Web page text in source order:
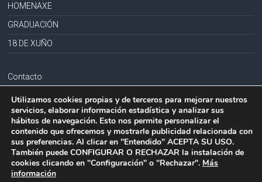
HOMENAXE
GRADUACIÓN
18 DE XUÑO
Contacto
Aviso legal
Política de privacidad
Política de cookies
Copyright © 2026
Utilizamos cookies propias y de terceros para mejorar nuestros
servicios, elaborar información estadística y analizar sus
hábitos de navegación. Esto nos permite personalizar el
contenido que ofrecemos y mostrarle publicidad relacionada con
sus preferencias. Al clicar en "Entendido" ACEPTA SU USO.
También puede CONFIGURAR O RECHAZAR la instalación de
cookies clicando en "Configuración" o "Rechazar". Más
información